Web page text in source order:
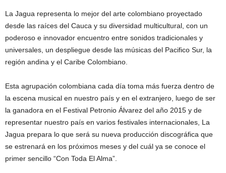
La Jagua representa lo mejor del arte colombiano proyectado
desde las raíces del Cauca y su diversidad multicultural, con un
poderoso e innovador encuentro entre sonidos tradicionales y
universales, un despliegue desde las músicas del Pacifico Sur, la
región andina y el Caribe Colombiano.
Esta agrupación colombiana cada día toma más fuerza dentro de
la escena musical en nuestro país y en el extranjero, luego de ser
la ganadora en el Festival Petronio Álvarez del año 2015 y de
representar nuestro país en varios festivales internacionales, La
Jagua prepara lo que será su nueva producción discográfica que
se estrenará en los próximos meses y del cuál ya se conoce el
primer sencillo “Con Toda El Alma”.